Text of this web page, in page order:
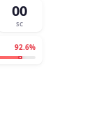
00
SC
92.6%